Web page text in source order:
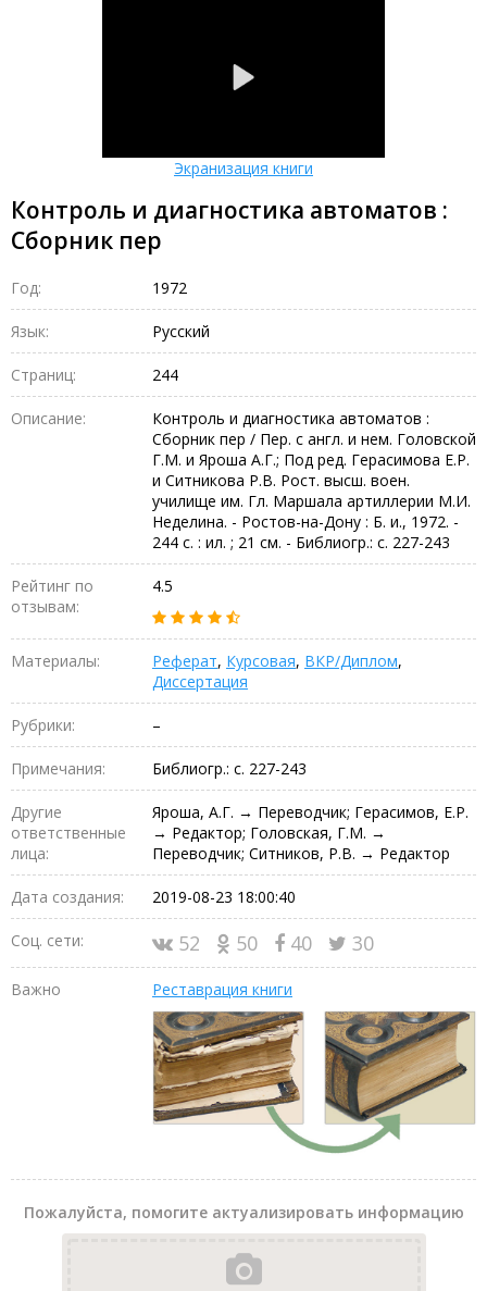
Экранизация книги
Контроль и диагностика автоматов :
Сборник пер
Год: 1972
Язык: Русский
Страниц: 244
Описание:
Контроль и диагностика автоматов :
Сборник пер / Пер. с англ. и нем. Головской
Г.М. и Яроша А.Г.; Под ред. Герасимова Е.Р.
и Ситникова Р.В. Рост. высш. воен.
училище им. Гл. Маршала артиллерии М.И.
Неделина. - Ростов-на-Дону : Б. и., 1972. -
244 с. : ил. ; 21 см. - Библиогр.: с. 227-243
Рейтинг по
отзывам:
4.5
Материалы: Реферат, Курсовая, ВКР/Диплом,
Диссертация
Рубрики: –
Примечания: Библиогр.: с. 227-243
Другие
ответственные
лица:
Яроша, А.Г. → Переводчик; Герасимов, Е.Р.
→ Редактор; Головская, Г.М. →
Переводчик; Ситников, Р.В. → Редактор
Дата создания: 2019-08-23 18:00:40
Соц. сети: 52 50 40 30
Важно Реставрация книги
Пожалуйста, помогите актуализировать информацию